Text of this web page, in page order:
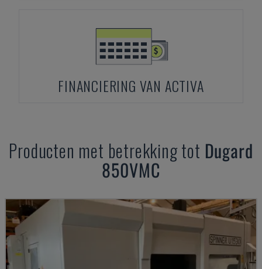
FINANCIERING VAN ACTIVA
Producten met betrekking tot Dugard
850VMC